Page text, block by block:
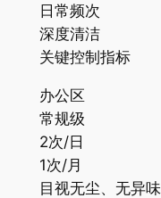
日常频次
深度清洁
关键控制指标
办公区
常规级
2次/日
1次/月
目视无尘、无异味